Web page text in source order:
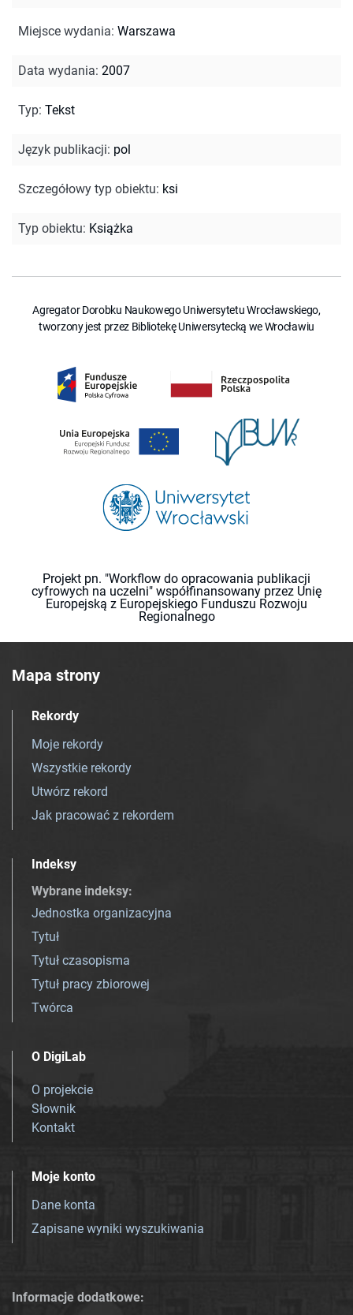
Miejsce wydania: Warszawa
Data wydania: 2007
Typ: Tekst
Język publikacji: pol
Szczegółowy typ obiektu: ksi
Typ obiektu: Książka
Agregator Dorobku Naukowego Uniwersytetu Wrocławskiego,
tworzony jest przez Bibliotekę Uniwersytecką we Wrocławiu
Projekt pn. "Workflow do opracowania publikacji
cyfrowych na uczelni" współfinansowany przez Unię
Europejską z Europejskiego Funduszu Rozwoju
Regionalnego
Mapa strony
Rekordy
Moje rekordy
Wszystkie rekordy
Utwórz rekord
Jak pracować z rekordem
Indeksy
Wybrane indeksy:
Jednostka organizacyjna
Tytuł
Tytuł czasopisma
Tytuł pracy zbiorowej
Twórca
O DigiLab
O projekcie
Słownik
Kontakt
Moje konto
Dane konta
Zapisane wyniki wyszukiwania
Informacje dodatkowe: